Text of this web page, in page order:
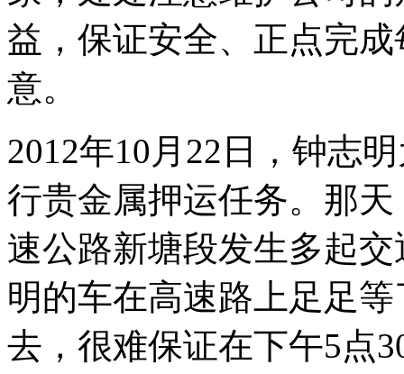
益，保证安全、正点完
意。
2012年10月22日，钟志
行贵金属押运任务。那
速公路新塘段发生多起
明的车在高速路上足足
去，很难保证在下午5点